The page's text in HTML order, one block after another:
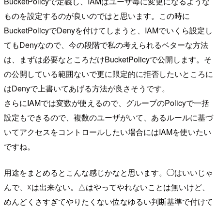
ものを設定するのが良いのではと思います。この時に
BucketPolicyでDenyを付けてしまうと、IAMでいくら設定し
てもDenyなので、今の段階で私の考えられるベターな方法
は、まずは必要なところだけBucketPolicyで公開します。そ
の公開している範囲ないで更に限定的に拒否したいところに
はDenyで上書いてあげる方法が良さそうです。
さらにIAMでは変数が使えるので、グループのPolicyで一括
設定もできるので、複数のユーザがいて、あるルールに基づ
いてアクセスをコントロールしたい場合にはIAMを使いたい
ですね。
用途をまとめるとこんな感じかなと思います。◯はいいじゃ
んで、☓は出来ない。△はやってやれないことは無いけど、
めんどくさすぎてやりたくない位なゆるい判断基準で付けて